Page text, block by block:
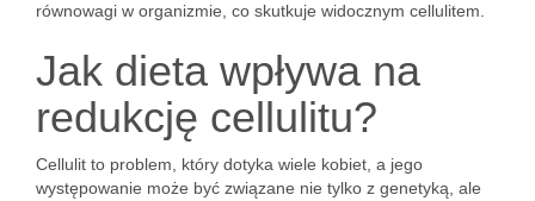
równowagi w organizmie, co skutkuje widocznym cellulitem.
Jak dieta wpływa na
redukcję cellulitu?
Cellulit to problem, który dotyka wiele kobiet, a jego
występowanie może być związane nie tylko z genetyką, ale